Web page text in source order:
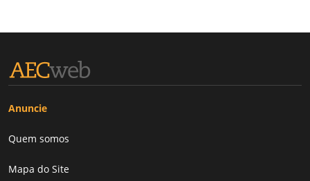
Anuncie
Quem somos
Mapa do Site